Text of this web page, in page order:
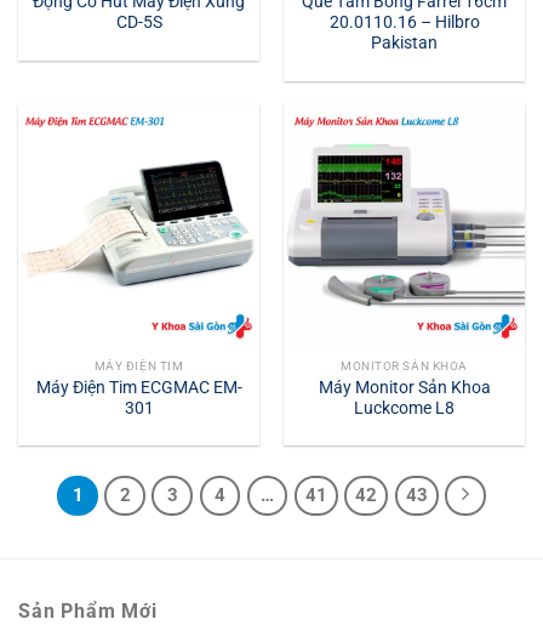
CD-5S
20.0110.16 – Hilbro
Pakistan
MÁY ĐIỆN TIM
Máy Điện Tim ECGMAC EM-
301
MONITOR SẢN KHOA
Máy Monitor Sản Khoa
Luckcome L8
1 2 3 4 … 41 42 43
Sản Phẩm Mới